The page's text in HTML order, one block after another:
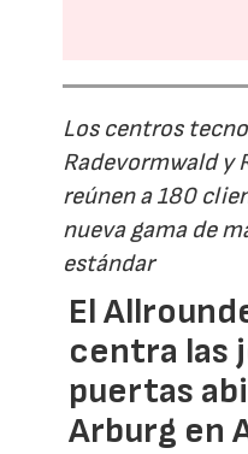
Los centros
Radevormwald y
reúnen a 180
nueva gama de
estándar
El
centra las
puertas
Arburg en